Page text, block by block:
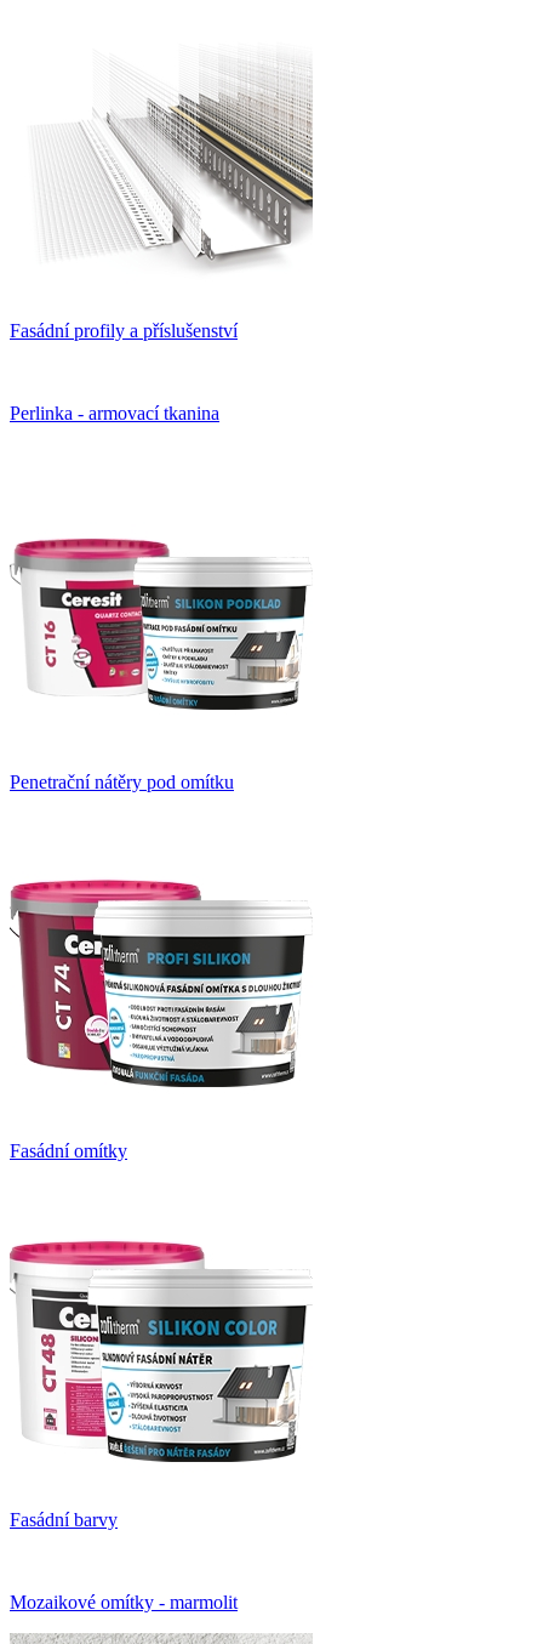
Fasádní profily a příslušenství
Perlinka - armovací tkanina
Penetrační nátěry pod omítku
Fasádní omítky
Fasádní barvy
Mozaikové omítky - marmolit